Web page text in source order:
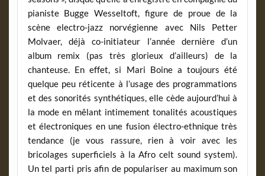
pianiste Bugge Wesseltoft, figure de proue de la
scène electro-jazz norvégienne avec Nils Petter
Molvaer, déjà co-initiateur l’année dernière d’un
album remix (pas très glorieux d’ailleurs) de la
chanteuse. En effet, si Mari Boine a toujours été
quelque peu réticente à l’usage des programmations
et des sonorités synthétiques, elle cède aujourd’hui à
la mode en mêlant intimement tonalités acoustiques
et électroniques en une fusion électro-ethnique très
tendance (je vous rassure, rien à voir avec les
bricolages superficiels à la Afro celt sound system).
Un tel parti pris afin de populariser au maximum son